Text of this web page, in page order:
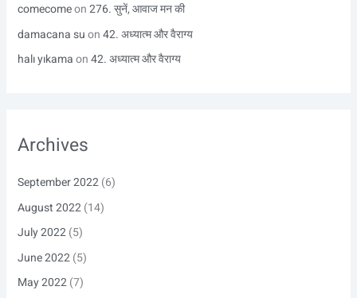
comecomeon276. सुनें, आवाज मन की
damacana suon42. अध्यात्म और वैराग्य
halı yıkamaon42. अध्यात्म और वैराग्य
Archives
September 2022(6)
August 2022(14)
July 2022(5)
June 2022(5)
May 2022(7)